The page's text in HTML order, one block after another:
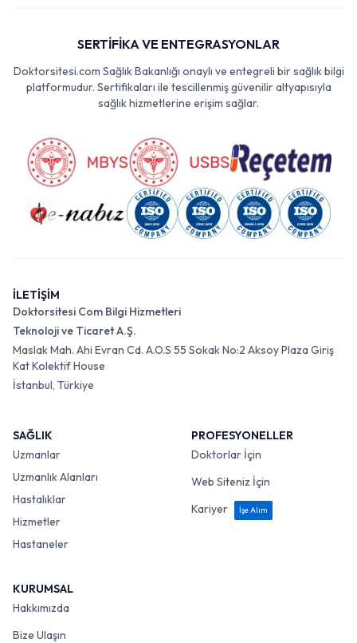
SERTİFİKA VE ENTEGRASYONLAR
Doktorsitesi.com Sağlık Bakanlığı onaylı ve entegreli bir sağlık bilgi
platformudur. Sertifikaları ile tescillenmiş güvenilir altyapısıyla
sağlık hizmetlerine erişim sağlar.
İLETİŞİM
Doktorsitesi Com Bilgi Hizmetleri
Teknoloji ve Ticaret A.Ş.
Maslak Mah. Ahi Evran Cd. A.O.S 55 Sokak No:2 Aksoy Plaza Giriş
Kat Kolektif House
İstanbul, Türkiye
SAĞLIK
Uzmanlar
Uzmanlık Alanları
Hastalıklar
Hizmetler
Hastaneler
PROFESYONELLER
Doktorlar İçin
Web Siteniz İçin
Kariyer
İşe Alım
KURUMSAL
Hakkımızda
Bize Ulaşın